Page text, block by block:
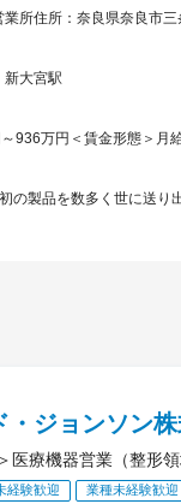
業所住所：奈良県奈良市
新大宮駅
936万円＜賃金形態＞月
の製品を数多く世に送り
・ジョンソン
医療機器営業（整
経験歓迎 業種未経験歓迎